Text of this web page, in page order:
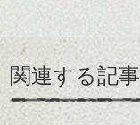
関連する記事